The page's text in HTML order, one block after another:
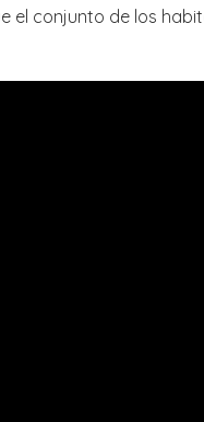
el conjunto de los